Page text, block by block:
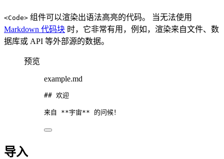
<Code> 组件可以渲染出语法高亮的代码。 当无法使用
Markdown 代码块 时，它非常有用，例如，渲染来自文件、数
据库或 API 等外部源的数据。
预览
example.md
## 欢迎
来自 **宇宙** 的问候！
导入